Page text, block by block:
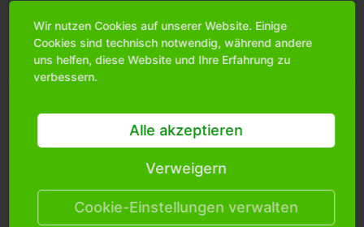
Merken
Wir nutzen Cookies auf unserer Website. Einige
Cookies sind technisch notwendig, während andere
uns helfen, diese Website und Ihre Erfahrung zu
verbessern.
Alle akzeptieren
Verweigern
Cookie-Einstellungen verwalten